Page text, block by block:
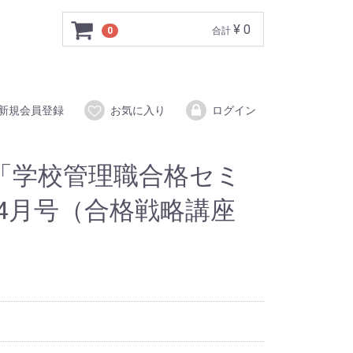
0 合計 ¥ 0
規会員登録 お気に入り ログイン
学校管理職合格セミ
号（合格戦略講座